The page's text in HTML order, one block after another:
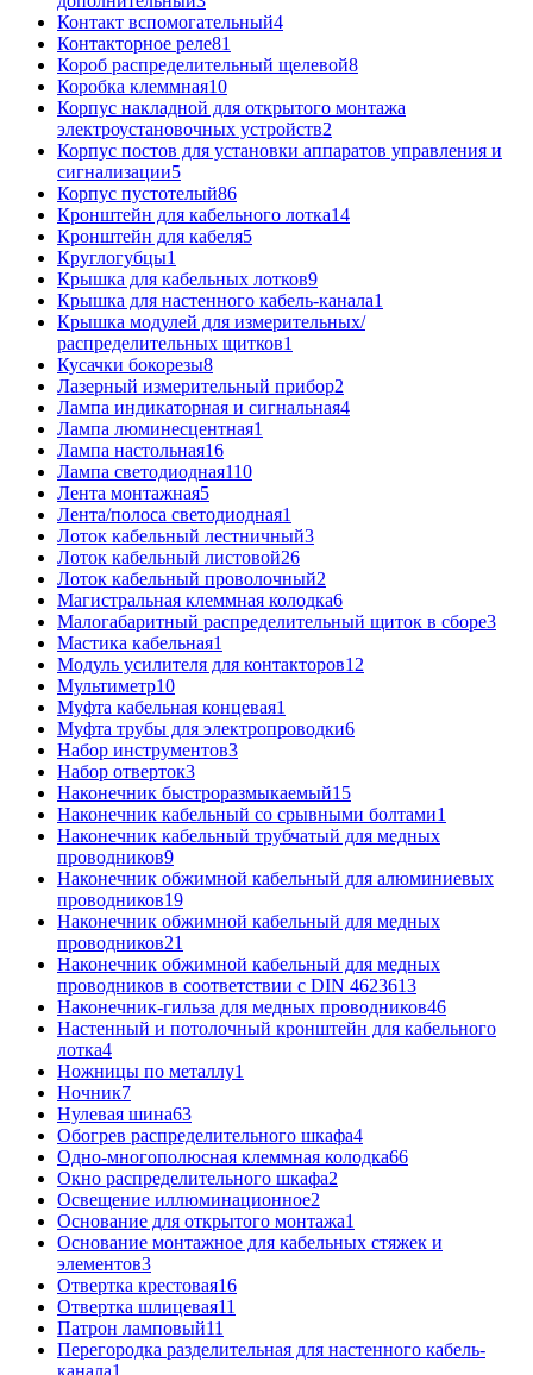
Контакт вспомогательный4
Контакторное реле81
Короб распределительный щелевой8
Коробка клеммная10
Корпус накладной для открытого монтажа
электроустановочных устройств2
Корпус постов для установки аппаратов управления и
сигнализации5
Корпус пустотелый86
Кронштейн для кабельного лотка14
Кронштейн для кабеля5
Круглогубцы1
Крышка для кабельных лотков9
Крышка для настенного кабель-канала1
Крышка модулей для измерительных/
распределительных щитков1
Кусачки бокорезы8
Лазерный измерительный прибор2
Лампа индикаторная и сигнальная4
Лампа люминесцентная1
Лампа настольная16
Лампа светодиодная110
Лента монтажная5
Лента/полоса светодиодная1
Лоток кабельный лестничный3
Лоток кабельный листовой26
Лоток кабельный проволочный2
Магистральная клеммная колодка6
Малогабаритный распределительный щиток в сборе3
Мастика кабельная1
Модуль усилителя для контакторов12
Мультиметр10
Муфта кабельная концевая1
Муфта трубы для электропроводки6
Набор инструментов3
Набор отверток3
Наконечник быстроразмыкаемый15
Наконечник кабельный со срывными болтами1
Наконечник кабельный трубчатый для медных
проводников9
Наконечник обжимной кабельный для алюминиевых
проводников19
Наконечник обжимной кабельный для медных
проводников21
Наконечник обжимной кабельный для медных
проводников в соответствии с DIN 4623613
Наконечник-гильза для медных проводников46
Настенный и потолочный кронштейн для кабельного
лотка4
Ножницы по металлу1
Ночник7
Нулевая шина63
Обогрев распределительного шкафа4
Одно-многополюсная клеммная колодка66
Окно распределительного шкафа2
Освещение иллюминационное2
Основание для открытого монтажа1
Основание монтажное для кабельных стяжек и
элементов3
Отвертка крестовая16
Отвертка шлицевая11
Патрон ламповый11
Перегородка разделительная для настенного кабель-
канала1